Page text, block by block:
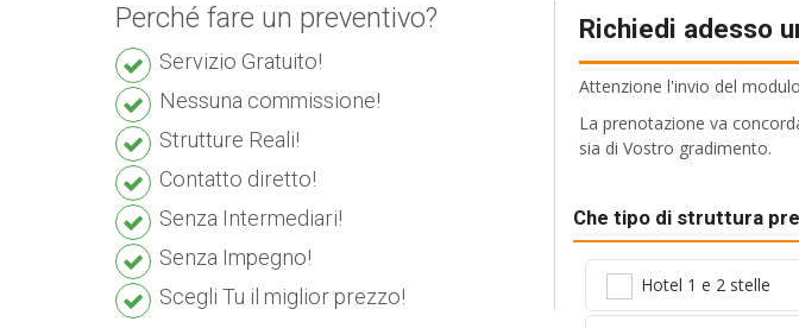
Perché fare un preventivo?
Servizio Gratuito!
Nessuna commissione!
Strutture Reali!
Contatto diretto!
Senza Intermediari!
Senza Impegno!
Scegli Tu il miglior prezzo!
Richiedi adesso
Attenzione l'invio del
La prenotazione va
sia di Vostro gradimento.
Che tipo di struttura
Hotel 1 e 2 stelle